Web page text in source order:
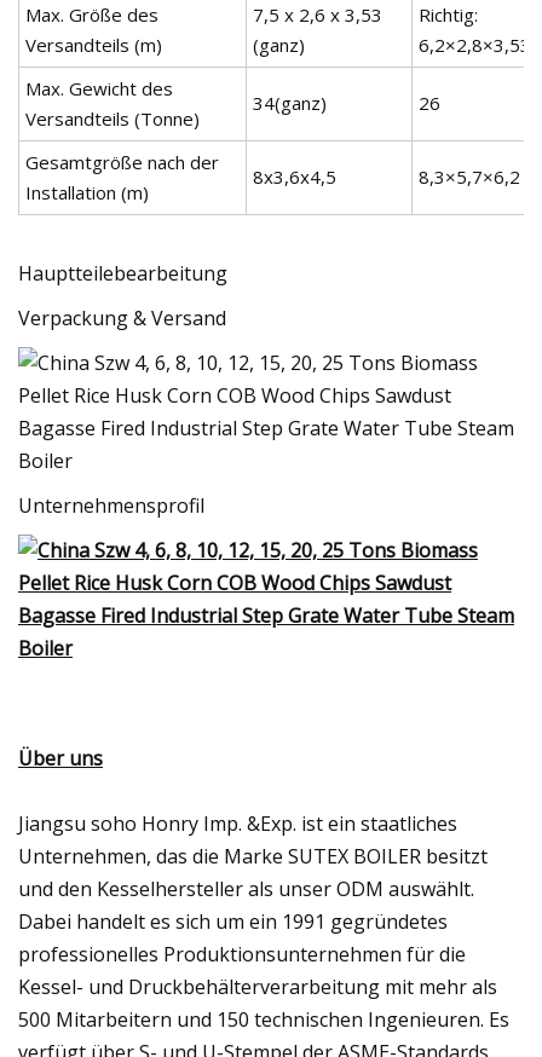
Max. Größe des
Versandteils (m)
7,5 x 2,6 x 3,53
(ganz)
Richtig:
6,2×2,8×3,53
Max. Gewicht des
Versandteils (Tonne)
34(ganz) 26
Gesamtgröße nach der
Installation (m)
8x3,6x4,5 8,3×5,7×6,2
Hauptteilebearbeitung
Verpackung & Versand
Unternehmensprofil
Über uns
Jiangsu soho Honry Imp. &Exp. ist ein staatliches
Unternehmen, das die Marke SUTEX BOILER besitzt
und den Kesselhersteller als unser ODM auswählt.
Dabei handelt es sich um ein 1991 gegründetes
professionelles Produktionsunternehmen für die
Kessel- und Druckbehälterverarbeitung mit mehr als
500 Mitarbeitern und 150 technischen Ingenieuren. Es